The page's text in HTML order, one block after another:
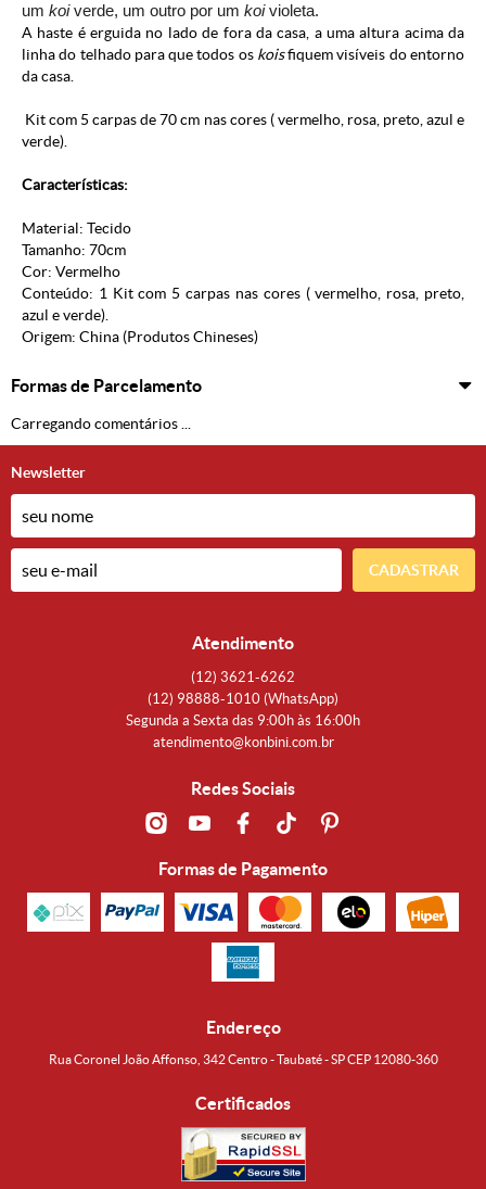
um koi verde, um outro por um koi violeta.
A haste é erguida no lado de fora da casa, a uma altura acima da
linha do telhado para que todos os koisfiquem visíveis do entorno
da casa.
Kit com 5 carpas de 70 cm nas cores ( vermelho, rosa, preto, azul e
verde).
Características:
Material: Tecido
Tamanho: 70cm
Cor: Vermelho
Conteúdo: 1 Kit com 5 carpas nas cores ( vermelho, rosa, preto,
azul e verde).
Origem: China (Produtos Chineses)
Formas de Parcelamento
Carregando comentários ...
Newsletter
CADASTRAR
Atendimento
(12) 3621-6262
(12) 98888-1010 (WhatsApp)
Segunda a Sexta das 9:00h às 16:00h
atendimento@konbini.com.br
Redes Sociais
Formas de Pagamento
Endereço
Rua Coronel João Affonso, 342 Centro - Taubaté - SP CEP 12080-360
Certificados